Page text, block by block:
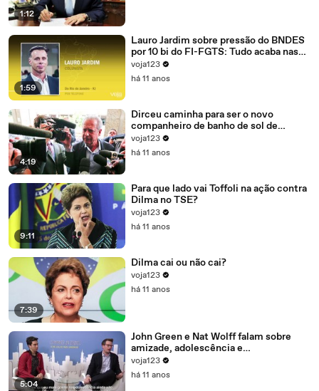
1:12
1:59
Lauro Jardim sobre pressão do BNDES
por 10 bi do FI-FGTS: Tudo acaba nas
mãos de Cunha
voja123
há 11 anos
4:19
Dirceu caminha para ser o novo
companheiro de banho de sol de
Marcelo Odebrecht e Cia.
voja123
há 11 anos
9:11
Para que lado vai Toffoli na ação contra
Dilma no TSE?
voja123
há 11 anos
7:39
Dilma cai ou não cai?
voja123
há 11 anos
5:04
John Green e Nat Wolff falam sobre
amizade, adolescência e
amadurecimento
voja123
há 11 anos